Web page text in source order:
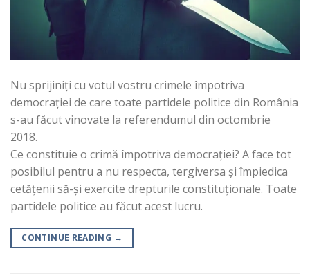
Nu sprijiniți cu votul vostru crimele împotriva
democrației de care toate partidele politice din România
s-au făcut vinovate la referendumul din octombrie
2018.
Ce constituie o crimă împotriva democrației? A face tot
posibilul pentru a nu respecta, tergiversa și împiedica
cetățenii să-și exercite drepturile constituționale. Toate
partidele politice au făcut acest lucru.
CONTINUE READING →